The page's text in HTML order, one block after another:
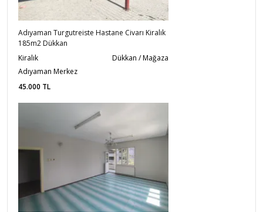
Adıyaman Turgutreiste Hastane Civarı Kiralık
185m2 Dükkan
Kiralık
Dükkan / Mağaza
Adıyaman Merkez
45.000 TL